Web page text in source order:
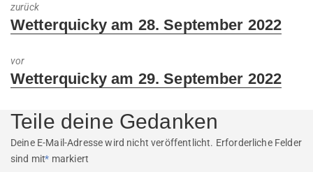
zurück
Previous
Wetterquicky am 28. September 2022
vor
Next
Wetterquicky am 29. September 2022
Teile deine Gedanken
Deine E-Mail-Adresse wird nicht veröffentlicht. Erforderliche Felder
sind mit* markiert